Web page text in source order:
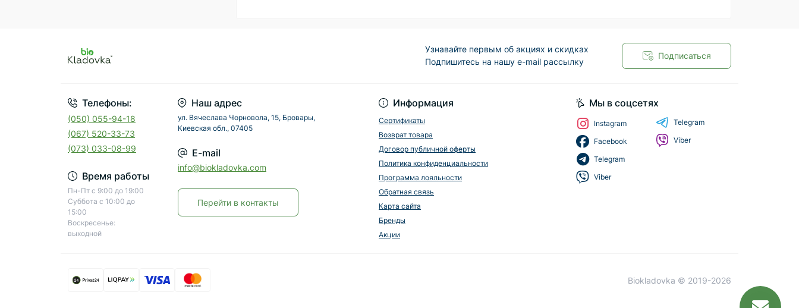
Узнавайте первым об акциях и скидках
Подпишитесь на нашу e-mail рассылку
Подписаться
Телефоны:
(050) 055-94-18
(067) 520-33-73
(073) 033-08-99
Время работы
Пн-Пт с 9:00 до 19:00
Суббота с 10:00 до
15:00
Воскресенье:
выходной
Наш адрес
ул. Вячеслава Чорновола, 15, Бровары,
Киевская обл., 07405
E-mail
info@biokladovka.com
Перейти в контакты
Информация
Сертификаты
Возврат товара
Договор публичной оферты
Политика конфиденциальности
Программа лояльности
Обратная связь
Карта сайта
Бренды
Акции
Мы в соцсетях
Instagram
Facebook
Telegram
Viber
Telegram
Viber
Biokladovka © 2019-2026